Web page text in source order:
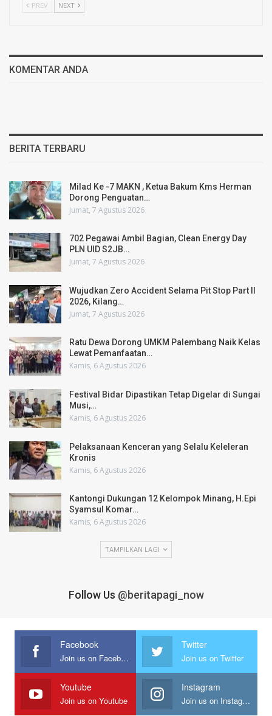
PREV NEXT
KOMENTAR ANDA
BERITA TERBARU
Milad Ke -7 MAKN , Ketua Bakum Kms Herman
Dorong Penguatan…
Jumat, 7 Agustus 2026
702 Pegawai Ambil Bagian, Clean Energy Day
PLN UID S2JB…
Jumat, 7 Agustus 2026
Wujudkan Zero Accident Selama Pit Stop Part II
2026, Kilang…
Jumat, 7 Agustus 2026
Ratu Dewa Dorong UMKM Palembang Naik Kelas
Lewat Pemanfaatan…
Kamis, 6 Agustus 2026
Festival Bidar Dipastikan Tetap Digelar di Sungai
Musi,…
Kamis, 6 Agustus 2026
Pelaksanaan Kenceran yang Selalu Keleleran
Kronis
Kamis, 6 Agustus 2026
Kantongi Dukungan 12 Kelompok Minang, H.Epi
Syamsul Komar…
Kamis, 6 Agustus 2026
TAMPILKAN LAGI
Follow Us @beritapagi_now
Facebook
Join us on Facebook
Twitter
Join us on Twitter
Youtube
Join us on Youtube
Instagram
Join us on Instagram